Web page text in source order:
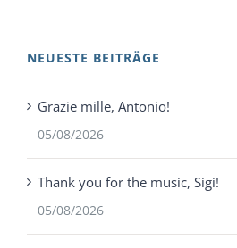
NEUESTE BEITRÄGE
Grazie mille, Antonio!
05/08/2026
Thank you for the music, Sigi!
05/08/2026